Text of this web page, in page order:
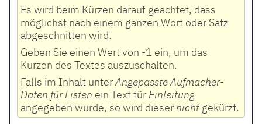
Es wird beim Kürzen darauf geachtet, dass
möglichst nach einem ganzen Wort oder Satz
abgeschnitten wird.
Geben Sie einen Wert von -1 ein, um das
Kürzen des Textes auszuschalten.
Falls im Inhalt unterAngepasste Aufmacher-
Daten für Listen ein Text fürEinleitung
angegeben wurde, so wird diesernicht gekürzt.